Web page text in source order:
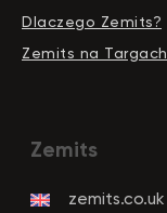
Dlaczego Zemits?
Zemits na Targach